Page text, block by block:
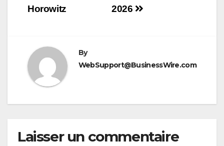
2026
Horowitz
By
WebSupport@BusinessWire.com
Laisser un commentaire